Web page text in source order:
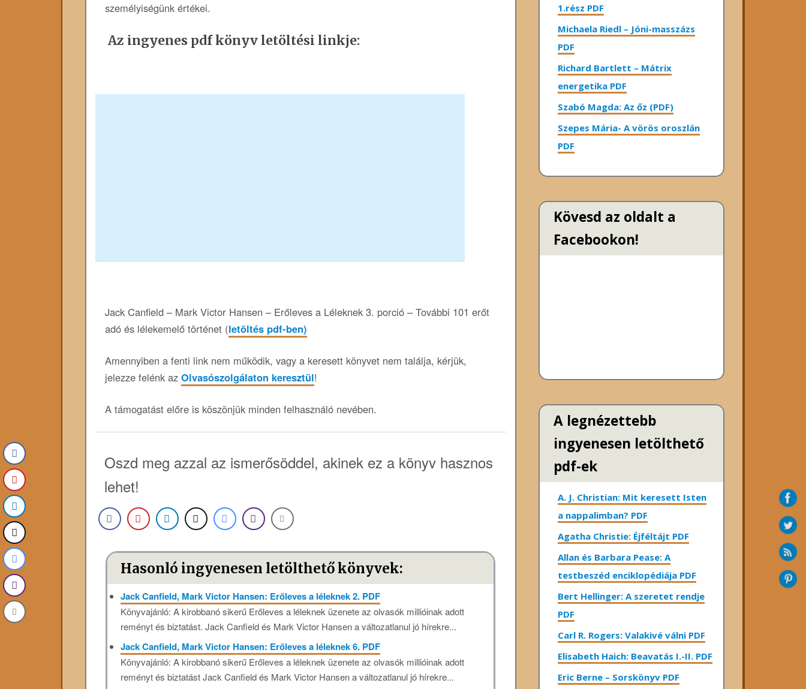
személyiségünk értékei.
Az ingyenes pdf könyv letöltési linkje:
Jack Canfield – Mark Victor Hansen – Erőleves a Léleknek 3. porció – További 101 erőt
adó és lélekemelő történet (letöltés pdf-ben)
Amennyiben a fenti link nem működik, vagy a keresett könyvet nem találja, kérjük,
jelezze felénk az Olvasószolgálaton keresztül!
A támogatást előre is köszönjük minden felhasználó nevében.
Oszd meg azzal az ismerősöddel, akinek ez a könyv hasznos
lehet!
Hasonló ingyenesen letölthető könyvek:
Jack Canfield, Mark Victor Hansen: Erőleves a léleknek 2. PDF
Könyvajánló: A kirobbanó sikerű Erőleves a léleknek üzenete az olvasók millióinak adott
reményt és biztatást. Jack Canfield és Mark Victor Hansen a változatlanul jó hírekre...
Jack Canfield, Mark Victor Hansen: Erőleves a léleknek 6. PDF
Könyvajánló: A kirobbanó sikerű Erőleves a léleknek üzenete az olvasók millióinak adott
reményt és biztatást Jack Canfield és Mark Victor Hansen a változatlanul jó hírekre...
1.rész PDF
Michaela Riedl – Jóni-masszázs
PDF
Richard Bartlett – Mátrix
energetika PDF
Szabó Magda: Az őz (PDF)
Szepes Mária- A vörös oroszlán
PDF
Kövesd az oldalt a
Facebookon!
A legnézettebb
ingyenesen letölthető
pdf-ek
A. J. Christian: Mit keresett Isten
a nappalimban? PDF
Agatha Christie: Éjféltájt PDF
Allan és Barbara Pease: A
testbeszéd enciklopédiája PDF
Bert Hellinger: A ​szeretet rendje
PDF
Carl R. Rogers: Valakivé válni PDF
Elisabeth Haich: Beavatás I.-II. PDF
Eric Berne – Sorskönyv PDF